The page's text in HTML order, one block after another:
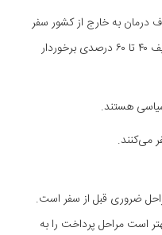
درمان به خارج از کشور سفر
می‌کنند (همراهان این بیماران نیز از تخفیف ۴۰ تا ۶۰ درصدی برخوردار
هستند.
می‌کنند.
ضروری قبل از سفر است.
است مراحل پرداخت را به